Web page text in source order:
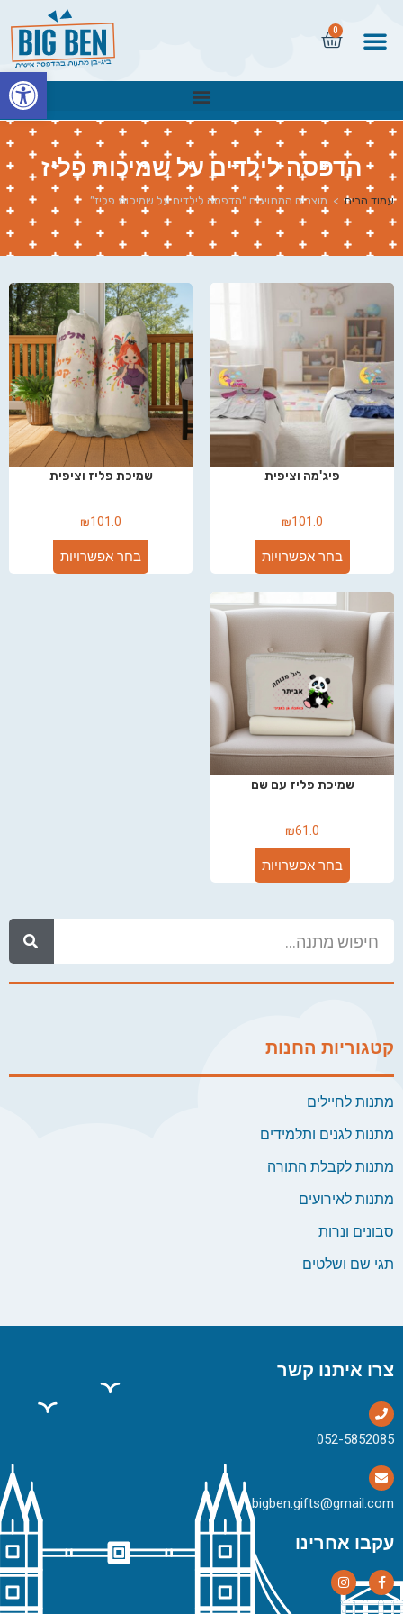
0
הדפסה לילדים על שמיכות פליז
עמוד הבית > מוצרים המתויגים “הדפסה לילדים על שמיכות פליז”
קטגוריות החנות
מתנות לחיילים
מתנות לגנים ותלמידים
מתנות לקבלת התורה
מתנות לאירועים
סבונים ונרות
תגי שם ושלטים
פיג'מה וציפית
₪101.0
בחר אפשרויות
שמיכת פליז וציפית
₪101.0
בחר אפשרויות
שמיכת פליז עם שם
₪61.0
בחר אפשרויות
צרו איתנו קשר
bigben.gifts@gmail.com
עקבו אחרינו